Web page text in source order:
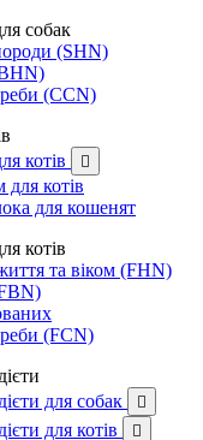
собак
(SHN)
(CCN)
котів

котів
для кошенят
котів
та віком (FHN)
(FCN)
для собак

для котів 